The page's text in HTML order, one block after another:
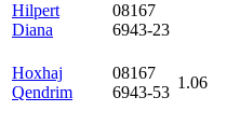
Hilpert
Diana
08167
6943-23
Hoxhaj
Qendrim
08167
6943-53
1.06